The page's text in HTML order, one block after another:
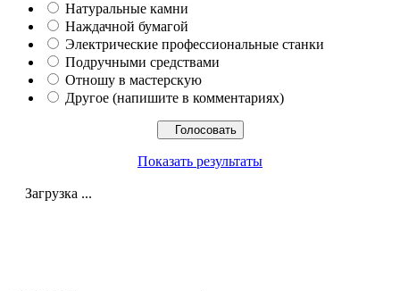
Натуральные камни
Наждачной бумагой
Электрические профессиональные станки
Подручными средствами
Отношу в мастерскую
Другое (напишите в комментариях)
Показать результаты
Загрузка ...